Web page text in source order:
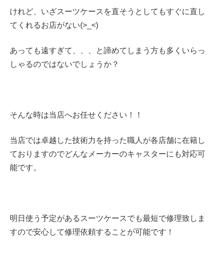
けれど、いざスーツケースを直そうとしてもすぐに直し
てくれるお店がない(>_<)
あっても遠すぎて、、、と諦めてしまう方も多くいらっ
しゃるのではないでしょうか？
そんな時は当店へお任せください！！
当店では卓越した技術力を持った職人が各店舗に在籍し
ておりますのでどんなメーカーのキャスターにも対応可
能です。
明日使う予定があるスーツケースでも最短で修理致しま
すので安心して修理依頼することが可能です！